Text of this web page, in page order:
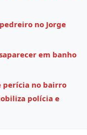
no Jorge
em banho
perícia no bairro
polícia e